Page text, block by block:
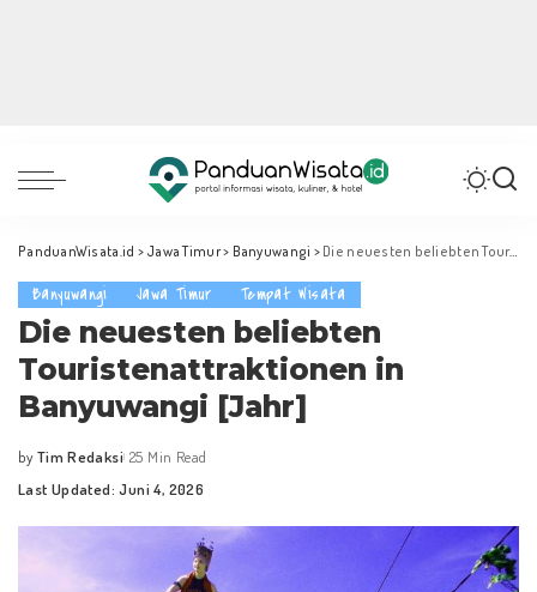
PanduanWisata.id > Jawa Timur> Banyuwangi > Die neuesten beliebten Touristenattraktionen in Banyuwangi [Jahr]
Banyuwangi Jawa Timur Tempat Wisata
Die neuesten beliebten
Touristenattraktionen in
Banyuwangi [Jahr]
Posted
by
by Tim Redaksi 25 Min Read
Last Updated: Juni 4, 2026